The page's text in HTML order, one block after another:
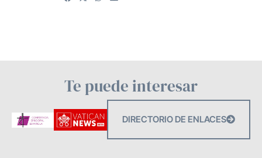
Te puede interesar
DIRECTORIO DE ENLACES